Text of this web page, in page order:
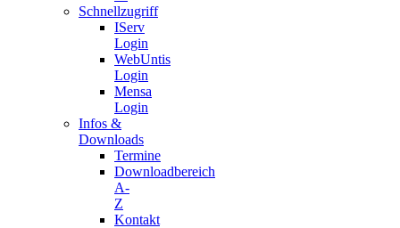
Schnellzugriff
IServ
Login
WebUntis
Login
Mensa
Login
Infos &
Downloads
Termine
Downloadbereich
A-
Z
Kontakt